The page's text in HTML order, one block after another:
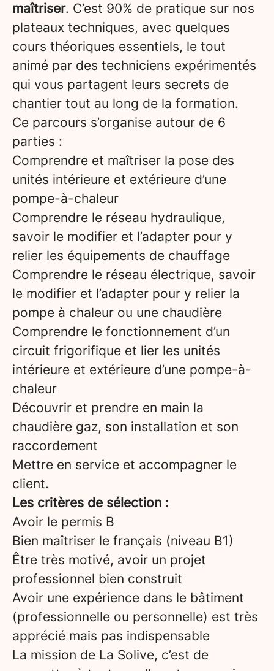
maîtriser. C’est 90% de pratique sur nos
plateaux techniques, avec quelques
cours théoriques essentiels, le tout
animé par des techniciens expérimentés
qui vous partagent leurs secrets de
chantier tout au long de la formation.
Ce parcours s’organise autour de 6
parties :
Comprendre et maîtriser la pose des
unités intérieure et extérieure d’une
pompe-à-chaleur
Comprendre le réseau hydraulique,
savoir le modifier et l’adapter pour y
relier les équipements de chauffage
Comprendre le réseau électrique, savoir
le modifier et l’adapter pour y relier la
pompe à chaleur ou une chaudière
Comprendre le fonctionnement d’un
circuit frigorifique et lier les unités
intérieure et extérieure d’une pompe-à-
chaleur
Découvrir et prendre en main la
chaudière gaz, son installation et son
raccordement
Mettre en service et accompagner le
client.
Les critères de sélection :
Avoir le permis B
Bien maîtriser le français (niveau B1)
Être très motivé, avoir un projet
professionnel bien construit
Avoir une expérience dans le bâtiment
(professionnelle ou personnelle) est très
apprécié mais pas indispensable
La mission de La Solive, c’est de